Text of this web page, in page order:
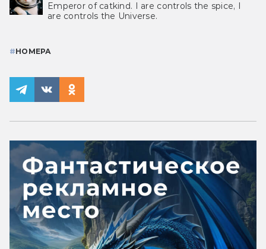
Emperor of catkind. I are controls the spice, I
are controls the Universe.
#НОМЕРА